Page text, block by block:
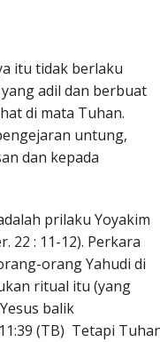
itu tidak berlaku
adil dan berbuat
di mata Tuhan.
untung,
dan kepada
prilaku Yoyakim
22 : 11-12). Perkara
orang Yahudi di
ritual itu (yang
balik
(TB) Tetapi